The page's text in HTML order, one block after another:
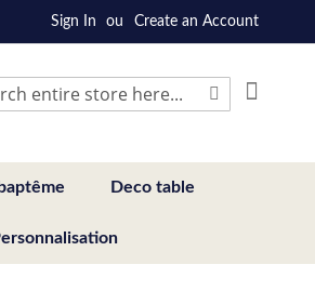
Sign In Create an Account
Deco table